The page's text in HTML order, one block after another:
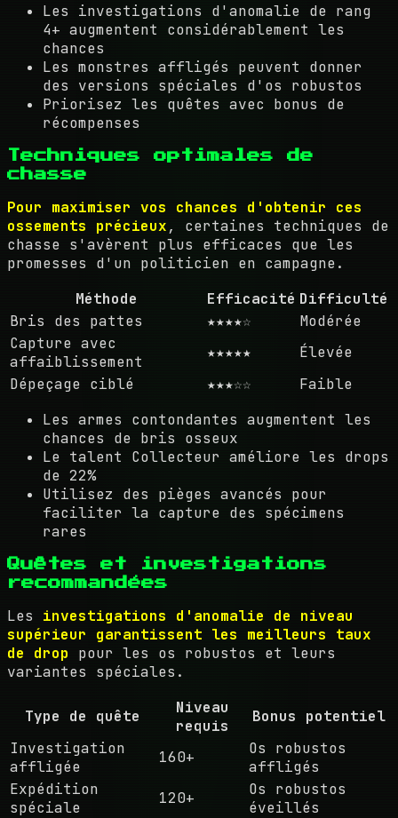
Les investigations d'anomalie de rang
4+ augmentent considérablement les
chances
Les monstres affligés peuvent donner
des versions spéciales d'os robustos
Priorisez les quêtes avec bonus de
récompenses
Techniques optimales de
chasse
Pour maximiser vos chances d'obtenir ces
ossements précieux, certaines techniques de
chasse s'avèrent plus efficaces que les
promesses d'un politicien en campagne.
Méthode
Efficacité Difficulté
Bris des pattes
★★★★☆
Modérée
Capture avec
affaiblissement
★★★★★
Élevée
Dépeçage ciblé
★★★☆☆
Faible
Les armes contondantes augmentent les
chances de bris osseux
Le talent Collecteur améliore les drops
de 22%
Utilisez des pièges avancés pour
faciliter la capture des spécimens
rares
Quêtes et investigations
recommandées
Les investigations d'anomalie de niveau
supérieur garantissent les meilleurs taux
de drop pour les os robustos et leurs
variantes spéciales.
Type de quête
Niveau
requis
Bonus potentiel
Investigation
affligée
160+
Os robustos
affligés
Expédition
spéciale
120+
Os robustos
éveillés